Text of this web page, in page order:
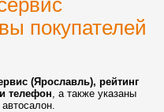
покупателей
(Ярославль), рейтинг
телефон, а также указаны